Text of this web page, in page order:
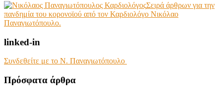
Σειρά άρθρων για την
πανδημία του κορονοϊού από τον Καρδιολόγο Νικόλαο
Παναγιωτόπουλο.
linked-in
Συνδεθείτε με το Ν. Παναγιωτόπουλο
Πρόσφατα άρθρα